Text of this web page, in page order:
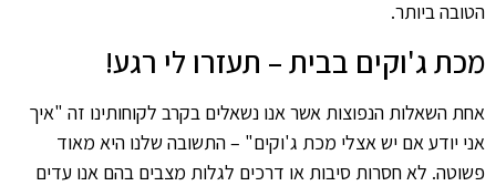
הטובה ביותר.
מכת ג'וקים בבית – תעזרו לי רגע!
אחת השאלות הנפוצות אשר אנו נשאלים בקרב לקוחותינו זה "איך
אני יודע אם יש אצלי מכת ג'וקים" – התשובה שלנו היא מאוד
פשוטה. לא חסרות סיבות או דרכים לגלות מצבים בהם אנו עדים